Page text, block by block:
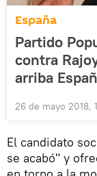
España
Partido
contra
arriba
26 de mayo 2018,
El candidato
se acabó" y